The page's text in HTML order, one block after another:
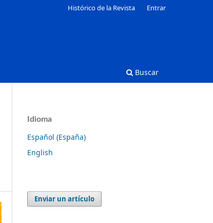
Buscar
Histórico de la Revista Entrar
Idioma
Español (España)
English
Enviar un artículo